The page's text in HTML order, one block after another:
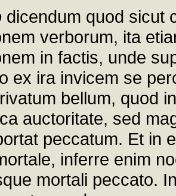
dicendum quod sicut
verborum, ita
in factis, unde
ex ira invicem se
bellum, quod
auctoritate, sed
peccatum. Et in
inferre enim
mortali peccato.